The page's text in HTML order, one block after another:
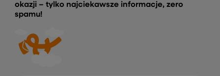
okazji – tylko najciekawsze informacje, zero
spamu!